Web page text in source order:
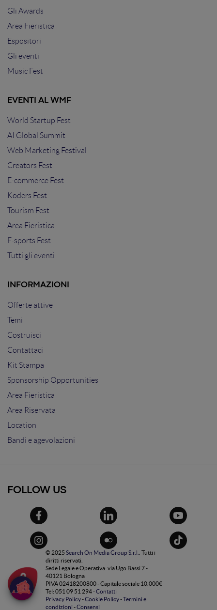
Gli Awards
Area Fieristica
Espositori
Gli eventi
Music Fest
EVENTI AL WMF
World Startup Fest
AI Global Summit
Web Marketing Festival
Creators Fest
E-commerce Fest
Koders Fest
Tourism Fest
Area Fieristica
E-sports Fest
Tutti gli eventi
INFORMAZIONI
Offerte attive
Temi
Costruisci
Contattaci
Kit Stampa
Sponsorship Opportunities
Area Fieristica
Area Riservata
Location
Bandi e agevolazioni
FOLLOW US
© 2025 Search On Media Group S.r.l.
. Tutti i
diritti riservati.
Sede Legale e Operativa: via Ugo Bassi 7 -
40121 Bologna
PIVA 02418200800 - Capitale sociale 10.000€
Tel: 051 09 51 294 -Contatti
Privacy Policy-Cookie Policy-Termini e
condizioni -Consensi